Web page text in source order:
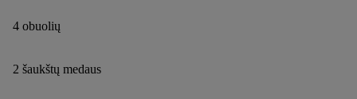
4 obuolių
2 šaukštų medaus